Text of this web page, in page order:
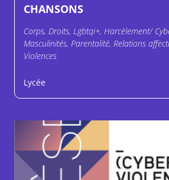
CHANSONS
Corps, Droits, Lgbtqi+, Harcèlement/
Masculinités, Parentalité, Relations
Violences
Lycée